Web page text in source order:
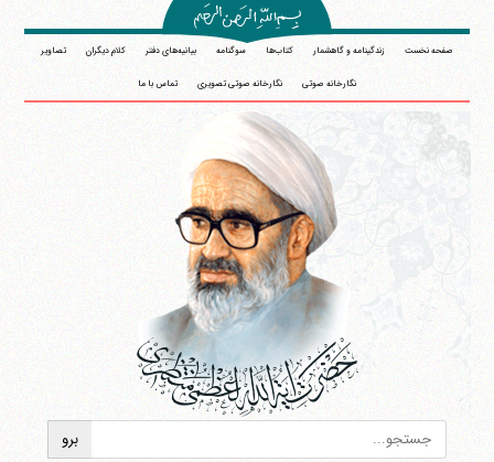
صفحه نخست زندگینامه و گاهشمار کتاب‌ها سوگنامه بیانیه‌های دفتر کلام دیگران تصاویر
نگارخانه صوتی نگارخانه صوتی تصویری تماس با ما